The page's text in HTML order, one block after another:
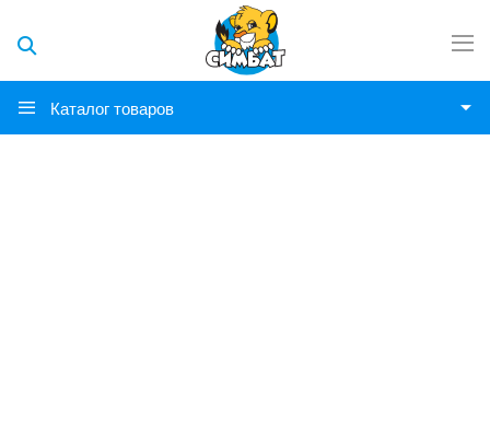
Каталог товаров